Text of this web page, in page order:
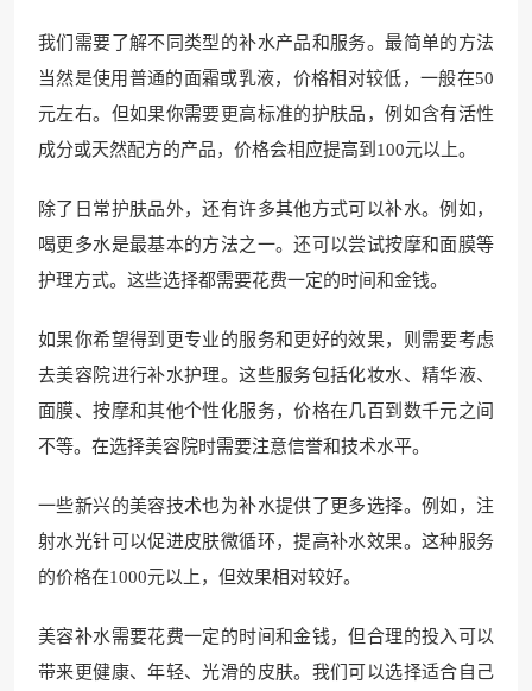
我们需要了解不同类型的补水产品和服务。最简单的方法
当然是使用普通的面霜或乳液，价格相对较低，一般在50
元左右。但如果你需要更高标准的护肤品，例如含有活性
成分或天然配方的产品，价格会相应提高到100元以上。
除了日常护肤品外，还有许多其他方式可以补水。例如，
喝更多水是最基本的方法之一。还可以尝试按摩和面膜等
护理方式。这些选择都需要花费一定的时间和金钱。
如果你希望得到更专业的服务和更好的效果，则需要考虑
去美容院进行补水护理。这些服务包括化妆水、精华液、
面膜、按摩和其他个性化服务，价格在几百到数千元之间
不等。在选择美容院时需要注意信誉和技术水平。
一些新兴的美容技术也为补水提供了更多选择。例如，注
射水光针可以促进皮肤微循环，提高补水效果。这种服务
的价格在1000元以上，但效果相对较好。
美容补水需要花费一定的时间和金钱，但合理的投入可以
带来更健康、年轻、光滑的皮肤。我们可以选择适合自己